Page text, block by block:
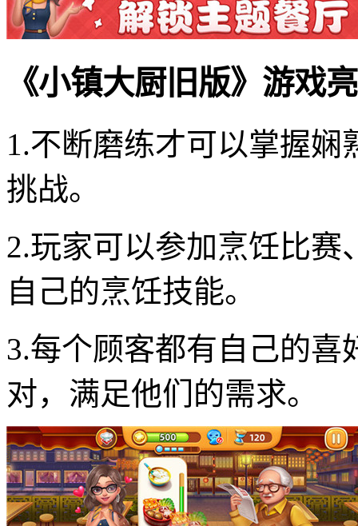
《小镇大厨旧版》游戏
1.不断磨练才可以掌握娴
挑战。
2.玩家可以参加烹饪比
自己的烹饪技能。
3.每个顾客都有自己的喜
对，满足他们的需求。